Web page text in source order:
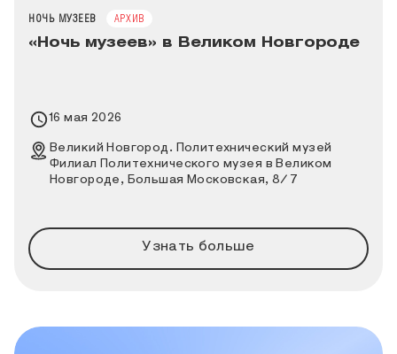
ТИП МЕРОПРИЯТИЯ
НОЧЬ МУЗЕЕВ
АРХИВ
«Ночь музеев» в Великом Новгороде
Время проведения выставки
16 мая 2026
Место проведения выставки
Великий Новгород. Политехнический музей
Филиал Политехнического музея в Великом
Новгороде, Большая Московская, 8/7
Узнать больше